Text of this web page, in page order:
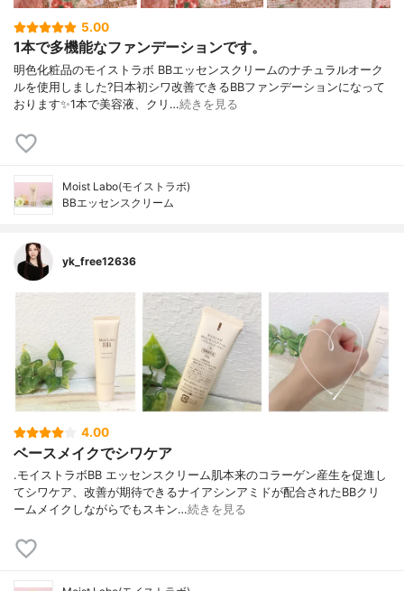
5.00
1本で多機能なファンデーションです。
明色化粧品のモイストラボ BBエッセンスクリームのナチュラルオーク
ルを使用しました?日本初シワ改善できるBBファンデーションになって
おります✨1本で美容液、クリ…続きを見る
Moist Labo(モイストラボ)
BBエッセンスクリーム
yk_free12636
4.00
ベースメイクでシワケア
.モイストラボBB エッセンスクリーム肌本来のコラーゲン産生を促進し
てシワケア、改善が期待できるナイアシンアミドが配合されたBBクリ
ームメイクしながらでもスキン…続きを見る